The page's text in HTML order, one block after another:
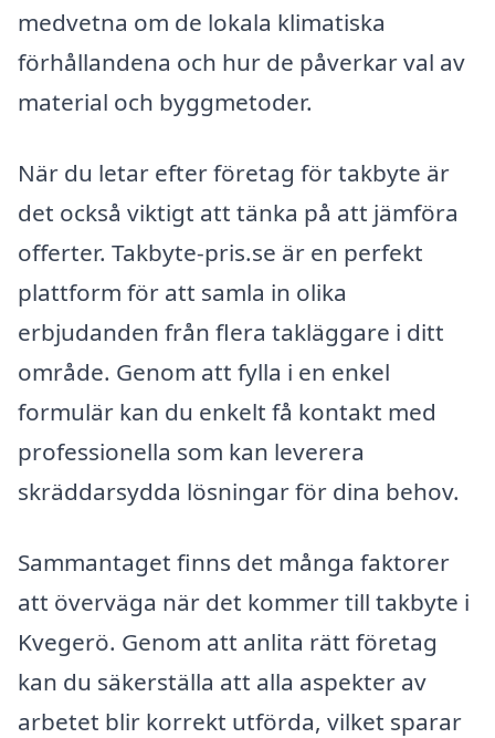
medvetna om de lokala klimatiska
förhållandena och hur de påverkar val av
material och byggmetoder.
När du letar efter företag för takbyte är
det också viktigt att tänka på att jämföra
offerter. Takbyte-pris.se är en perfekt
plattform för att samla in olika
erbjudanden från flera takläggare i ditt
område. Genom att fylla i en enkel
formulär kan du enkelt få kontakt med
professionella som kan leverera
skräddarsydda lösningar för dina behov.
Sammantaget finns det många faktorer
att överväga när det kommer till takbyte i
Kvegerö. Genom att anlita rätt företag
kan du säkerställa att alla aspekter av
arbetet blir korrekt utförda, vilket sparar